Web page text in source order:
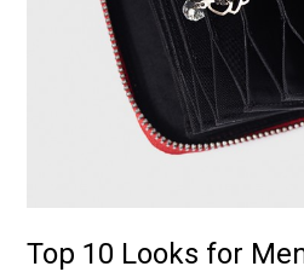
Top 10 Looks for